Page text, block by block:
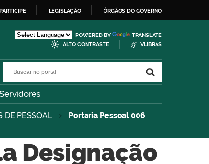
PARTICIPE LEGISLAÇÃO ÓRGÃOS DO GOVERNO
POWERED BY
TRANSLATE
ALTO CONTRASTE
VLIBRAS
Servidores
DE PESSOAL
Portaria Pessoal 006
Designação